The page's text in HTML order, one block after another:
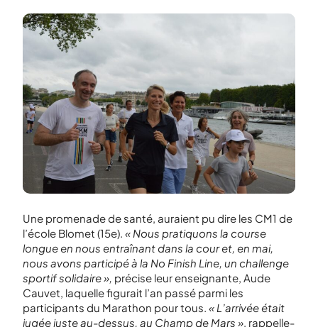
Une promenade de santé, auraient pu dire les CM1 de
l’école Blomet (15e). « Nous pratiquons la course
longue en nous entraînant dans la cour et, en mai,
nous avons participé à la No Finish Line, un challenge
sportif solidaire », précise leur enseignante, Aude
Cauvet, laquelle figurait l’an passé parmi les
participants du Marathon pour tous. « L’arrivée était
jugée juste au-dessus, au Champ de Mars », rappelle-